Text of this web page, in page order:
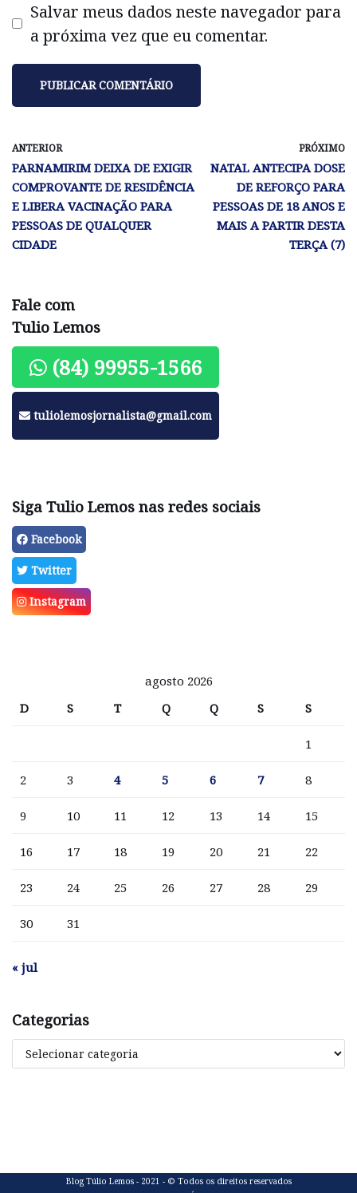
Salvar meus dados neste navegador para
a próxima vez que eu comentar.
ANTERIOR
PARNAMIRIM DEIXA DE EXIGIR
COMPROVANTE DE RESIDÊNCIA
E LIBERA VACINAÇÃO PARA
PESSOAS DE QUALQUER
CIDADE
PRÓXIMO
NATAL ANTECIPA DOSE
DE REFORÇO PARA
PESSOAS DE 18 ANOS E
MAIS A PARTIR DESTA
TERÇA (7)
Fale com
Tulio Lemos
(84) 99955-1566
tuliolemosjornalista@gmail.com
Siga Tulio Lemos nas redes sociais
Facebook
Twitter
Instagram
agosto 2026
D
S T Q Q S S
1
2 3 4 5 6 7 8
9 10 11 12 13 14 15
16 17 18 19 20 21 22
23 24 25 26 27 28 29
30 31
« jul
Categorias
Blog Túlio Lemos - 2021 - © Todos os direitos reservados